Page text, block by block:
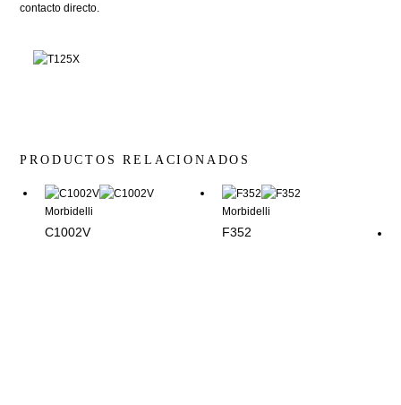
contacto directo.
PRODUCTOS RELACIONADOS
Morbidelli
C1002V
Morbidelli
F352